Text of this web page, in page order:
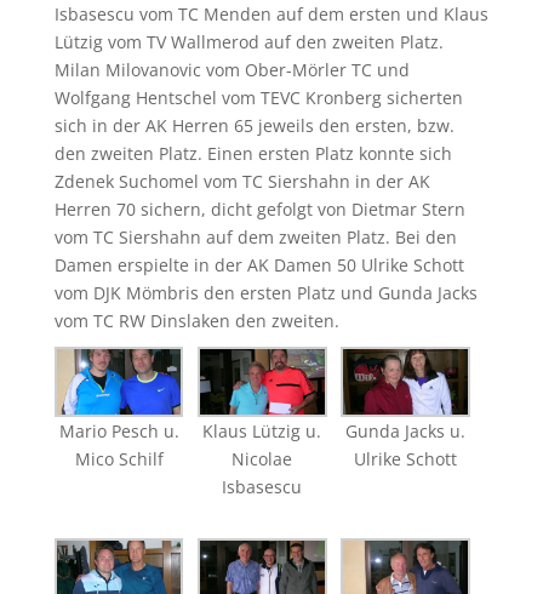
Isbasescu vom TC Menden auf dem ersten und Klaus
Lützig vom TV Wallmerod auf den zweiten Platz.
Milan Milovanovic vom Ober-Mörler TC und
Wolfgang Hentschel vom TEVC Kronberg sicherten
sich in der AK Herren 65 jeweils den ersten, bzw.
den zweiten Platz. Einen ersten Platz konnte sich
Zdenek Suchomel vom TC Siershahn in der AK
Herren 70 sichern, dicht gefolgt von Dietmar Stern
vom TC Siershahn auf dem zweiten Platz. Bei den
Damen erspielte in der AK Damen 50 Ulrike Schott
vom DJK Mömbris den ersten Platz und Gunda Jacks
vom TC RW Dinslaken den zweiten.
Mario Pesch u.
Mico Schilf
Klaus Lützig u.
Nicolae
Isbasescu
Gunda Jacks u.
Ulrike Schott